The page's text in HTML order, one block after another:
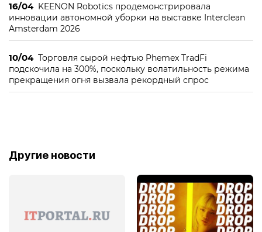
16/04 KEENON Robotics продемонстрировала
инновации автономной уборки на выставке Interclean
Amsterdam 2026
10/04 Торговля сырой нефтью Phemex TradFi
подскочила на 300%, поскольку волатильность режима
прекращения огня вызвала рекордный спрос
Другие новости